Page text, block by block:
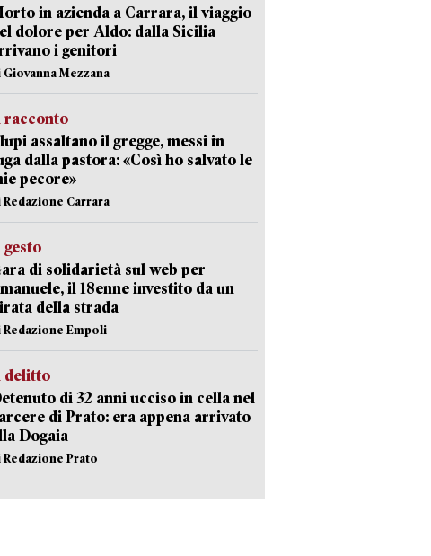
in azienda a Carrara, il viaggio
dolore per Aldo: dalla Sicilia
i genitori
Giovanna Mezzana
racconto
assaltano il gregge, messi in
dalla pastora: «Così ho salvato le
pecore»
Redazione Carrara
di solidarietà sul web per
il 18enne investito da un
della strada
Redazione Empoli
delitto
di 32 anni ucciso in cella nel
di Prato: era appena arrivato
Dogaia
Redazione Prato